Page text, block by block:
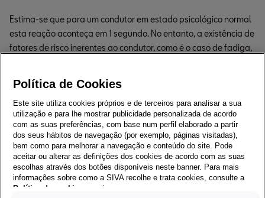
Estima-se que para um condutor em estado psicológico normal
esta reação aconteça em 1 segundo. No entanto, a existência de
fatores de risco inerentes ao condutor, como é o caso de fadiga,
prático: A 40 km/h (equivalente a 11,11 m/s), um condutor com
tempo de reação normal percorre cerca de 11 metros antes
mesmo de começar a travar.
O que é a Distância de
travagem?
Política de Cookies
Este site utiliza cookies próprios e de terceiros para analisar a sua
utilização e para lhe mostrar publicidade personalizada de acordo
com as suas preferências, com base num perfil elaborado a partir
dos seus hábitos de navegação (por exemplo, páginas visitadas),
bem como para melhorar a navegação e conteúdo do site. Pode
aceitar ou alterar as definições dos cookies de acordo com as suas
escolhas através dos botões disponíveis neste banner. Para mais
informações sobre como a SIVA recolhe e trata cookies, consulte a
Política de cookies
em vigor.